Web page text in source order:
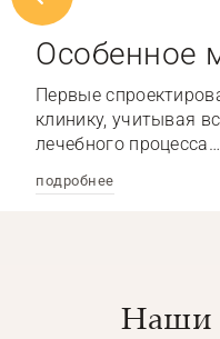
Особенное
Первые
клинику, учитывая
лечебного процесса…
подробнее
Наши